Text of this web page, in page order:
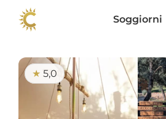
Soggiorni
★ 5,0